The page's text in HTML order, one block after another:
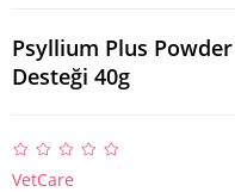
Psyllium Plus
Desteği 40g
VetCare